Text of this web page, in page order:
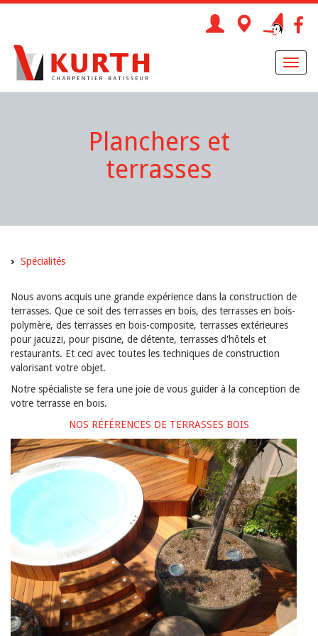
Planchers et
terrasses
Spécialités
Nous avons acquis une grande expérience dans la construction de
terrasses. Que ce soit des terrasses en bois, des terrasses en bois-
polymère, des terrasses en bois-composite, terrasses extérieures
pour jacuzzi, pour piscine, de détente, terrasses d'hôtels et
restaurants. Et ceci avec toutes les techniques de construction
valorisant votre objet.
Notre spécialiste se fera une joie de vous guider à la conception de
votre terrasse en bois.
NOS RÉFÉRENCES DE TERRASSES BOIS